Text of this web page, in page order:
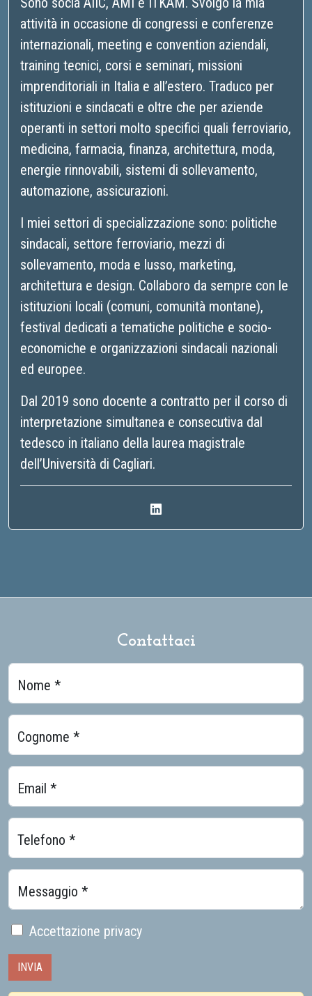
attività in occasione di congressi e conferenze
internazionali, meeting e convention aziendali,
training tecnici, corsi e seminari, missioni
imprenditoriali in Italia e all’estero. Traduco per
istituzioni e sindacati e oltre che per aziende
operanti in settori molto specifici quali ferroviario,
medicina, farmacia, finanza, architettura, moda,
energie rinnovabili, sistemi di sollevamento,
automazione, assicurazioni.
I miei settori di specializzazione sono: politiche
sindacali, settore ferroviario, mezzi di
sollevamento, moda e lusso, marketing,
architettura e design. Collaboro da sempre con le
istituzioni locali (comuni, comunità montane),
festival dedicati a tematiche politiche e socio-
economiche e organizzazioni sindacali nazionali
ed europee.
Dal 2019 sono docente a contratto per il corso di
interpretazione simultanea e consecutiva dal
tedesco in italiano della laurea magistrale
dell’Università di Cagliari.
Contattaci
Nome *
Cognome *
Email *
Telefono *
Messaggio *
Accettazione privacy